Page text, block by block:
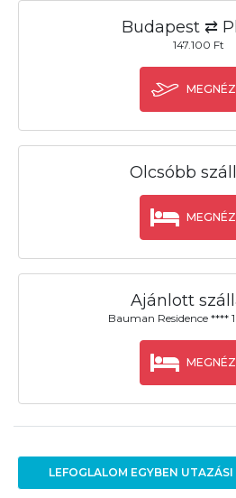
Budapest ⇄
147.100 Ft
Olcsóbb
Ajánlott
Bauman Residence ****
LEFOGLALOM EGYBEN